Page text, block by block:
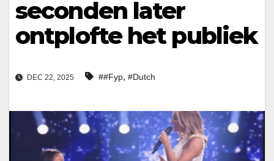
seconden later
ontplofte het publiek
DEC 22, 2025 ##Fyp, #Dutch